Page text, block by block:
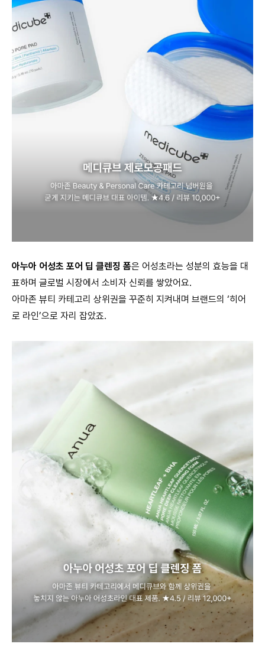
아누아 어성초 포어 딥 클렌징 폼은 어성초라는 성분의 효능을 대
표하며 글로벌 시장에서 소비자 신뢰를 쌓았어요.
아마존 뷰티 카테고리 상위권을 꾸준히 지켜내며 브랜드의 ‘히어
로 라인’으로 자리 잡았죠.